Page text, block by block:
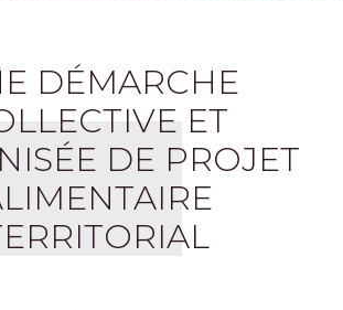
DÉMARCHE
ET
DE PROJET